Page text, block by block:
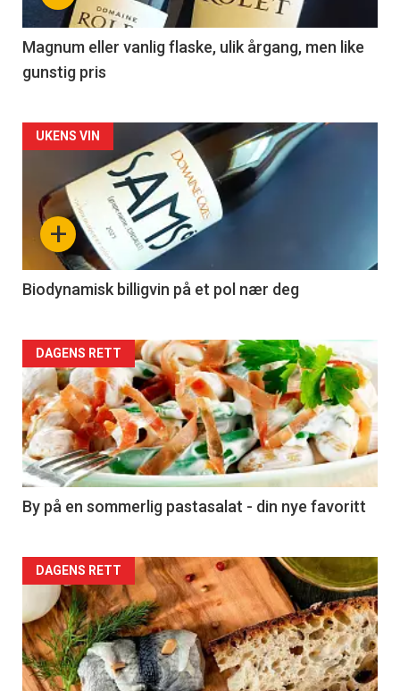
3
Magnum eller vanlig flaske, ulik årgang, men like
gunstig pris
Forsiden
akkurat
nå
4
+
UKENS VIN
Biodynamisk billigvin på et pol nær deg
Forsiden
akkurat
nå
-
5
DAGENS RETT
By på en sommerlig pastasalat - din nye favoritt
Forsiden
akkurat
nå
DAGENS RETT